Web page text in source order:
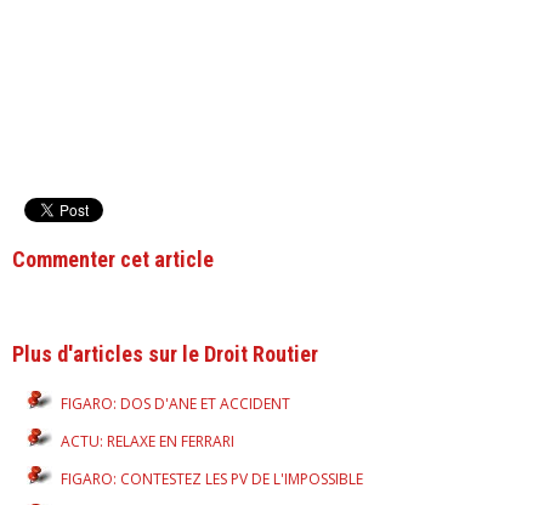
Commenter cet article
Plus d'articles sur le Droit Routier
FIGARO: DOS D'ANE ET ACCIDENT
ACTU: RELAXE EN FERRARI
FIGARO: CONTESTEZ LES PV DE L'IMPOSSIBLE